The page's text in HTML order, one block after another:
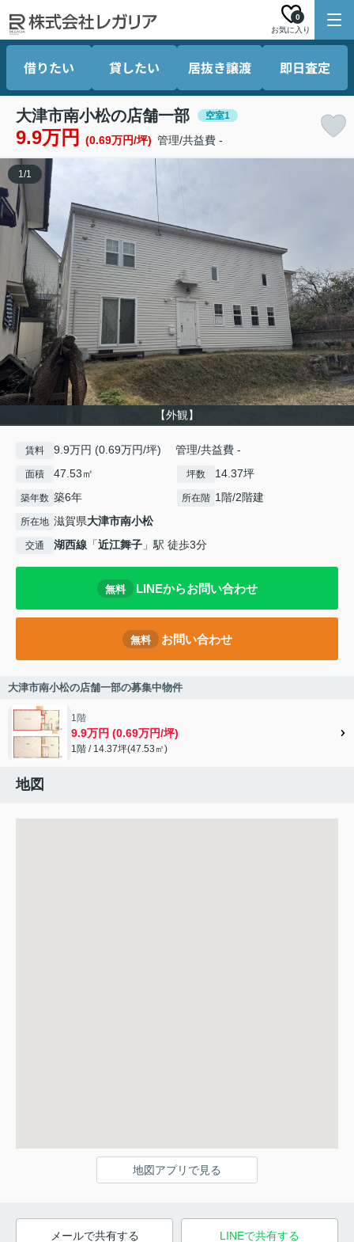
お気に入り
0
借りたい 貸したい 居抜き譲渡 即日査定
大津市南小松の店舗一部 空室1
9.9万円 (0.69万円/坪) 管理/共益費 -
【外観】
1 /1
賃料 9.9万円 (0.69万円/坪) 管理/共益費 -
面積 47.53㎡ 坪数 14.37坪
築年数 築6年 所在階 1階/2階建
所在地 滋賀県大津市南小松
交通 湖西線 「近江舞子 」駅 徒歩3分
無料 LINEからお問い合わせ
無料 お問い合わせ
大津市南小松の店舗一部の募集中物件
1階
9.9万円 (0.69万円/坪)
1階 / 14.37坪(47.53㎡)
地図
地図アプリで見る
メールで共有する LINEで共有する